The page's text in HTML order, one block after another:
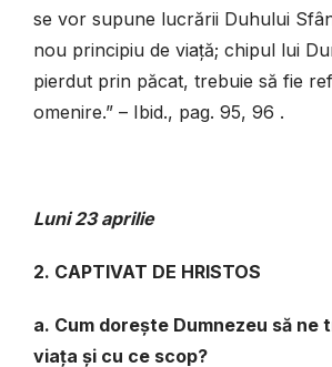
se vor supune lucrării Duhului
nou principiu de viață; chipul lui
pierdut prin păcat, trebuie să fie
omenire.” – Ibid., pag. 95, 96 .
Luni23 aprilie
2. CAPTIVAT DE HRISTOS
a. Cum dorește Dumnezeu să ne
viața și cu ce scop?